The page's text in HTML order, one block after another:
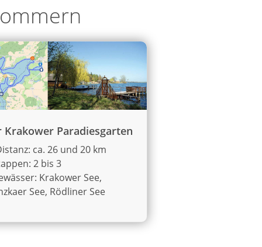
Krakower Paradiesgarten
ca. 26 und 20 km
2 bis 3
Krakower See,
See, Rödliner See